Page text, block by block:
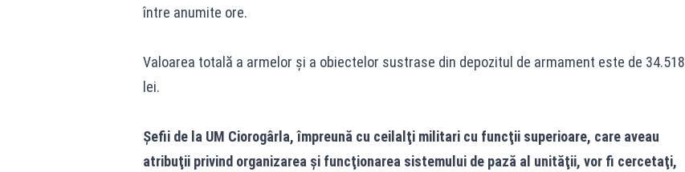
între anumite ore.
Valoarea totală a armelor şi a obiectelor sustrase din depozitul de armament este de 34.518
lei.
Şefii de la UM Ciorogârla, împreună cu ceilalţi militari cu funcţii superioare, care aveau
atribuţii privind organizarea şi funcţionarea sistemului de pază al unităţii, vor fi cercetaţi,